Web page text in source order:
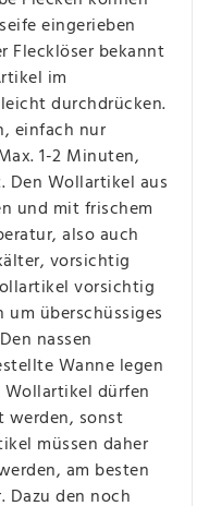
eingerieben
Flecklöser bekannt
im
durchdrücken.
einfach nur
1-2 Minuten,
Den Wollartikel aus
und mit frischem
also auch
vorsichtig
vorsichtig
überschüssiges
nassen
Wanne legen
Wollartikel dürfen
werden, sonst
müssen daher
am besten
Dazu den noch